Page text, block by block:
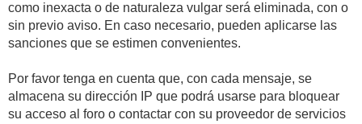
como inexacta o de naturaleza vulgar será eliminada, con o
sin previo aviso. En caso necesario, pueden aplicarse las
sanciones que se estimen convenientes.
Por favor tenga en cuenta que, con cada mensaje, se
almacena su dirección IP que podrá usarse para bloquear
su acceso al foro o contactar con su proveedor de servicios